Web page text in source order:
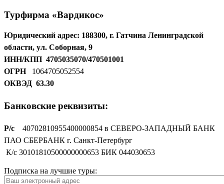
Турфирма «Вардикос»
Юридический адрес: 188300, г. Гатчина Ленинградской
области, ул. Соборная, 9
ИНН/КПП 4705035070/470501001
ОГРН
1064705052554
ОКВЭД 63.30
Банковские реквизиты:
Р/с
40702810955400000854 в СЕВЕРО-ЗАПАДНЫЙ БАНК
ПАО СБЕРБАНК г. Санкт-Петербург
К/с 30101810500000000653 БИК 044030653
Подписка на лучшие туры: